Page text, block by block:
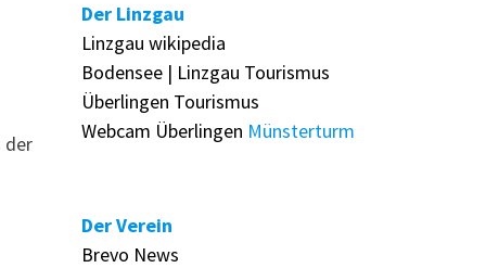
der
Der Linzgau
Linzgau wikipedia
Bodensee | Linzgau Tourismus
Überlingen Tourismus
Webcam Überlingen Münsterturm
Der Verein
Brevo News